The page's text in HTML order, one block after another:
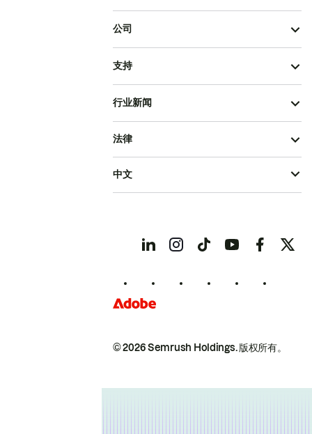
公司
支持
行业新闻
© 2026 Semrush Holdings.版权所有。
法律
中文